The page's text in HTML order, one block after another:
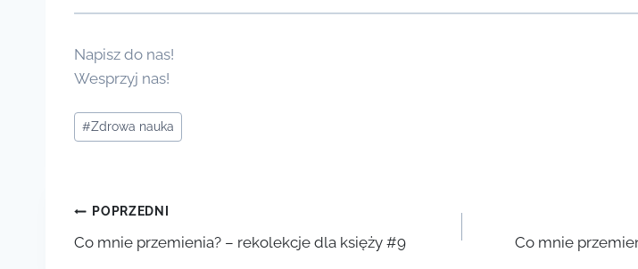
Napisz do nas!
Wesprzyj nas!
Tagi
wpisu:
#Zdrowa nauka
Nawigacja
wpisu
POPRZEDNI
Co mnie przemienia? – rekolekcje dla księży #9 Co mnie